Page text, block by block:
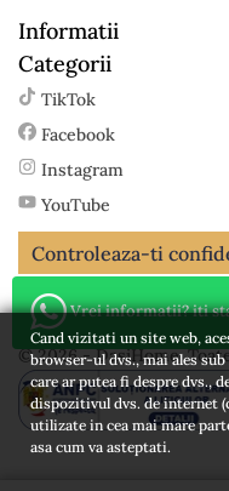
Informatii
Categorii
TikTok
Facebook
Instagram
YouTube
Controleaza-ti
© 2026 - DasiHome.
Vrei informatii? iti
Cand vizitati un site web,
browser-ul dvs., mai ales
care ar putea fi despre dvs.,
dispozitivul dvs. de internet
utilizate in cea mai mare
asa cum va asteptati.